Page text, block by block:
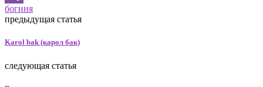
Viber
богиня
предыдущая статья
Karol bak (карол бак)
следующая статья